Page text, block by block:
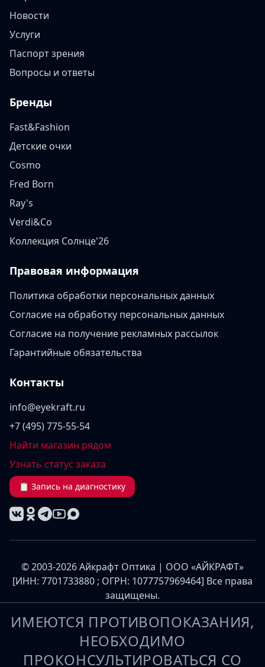
Новости
Услуги
Паспорт зрения
Вопросы и ответы
Бренды
Fast&Fashion
Детские очки
Cosmo
Fred Born
Ray's
Verdi&Co
Коллекция Солнце'26
Правовая информация
Политика обработки персональных данных
Согласие на обработку персональных данных
Согласие на получение рекламных рассылок
Гарантийные обязательства
Контакты
info@eyekraft.ru
+7 (495) 775-55-54
Найти магазин рядом
Узнать статус заказа
📋 Запись на диагностику
© 2003-2026 Айкрафт Оптика | ООО «АЙКРАФТ»
[ИНН: 7701733880 ; ОГРН: 1077757969464] Все права
защищены.
ИМЕЮТСЯ ПРОТИВОПОКАЗАНИЯ,
НЕОБХОДИМО
ПРОКОНСУЛЬТИРОВАТЬСЯ СО